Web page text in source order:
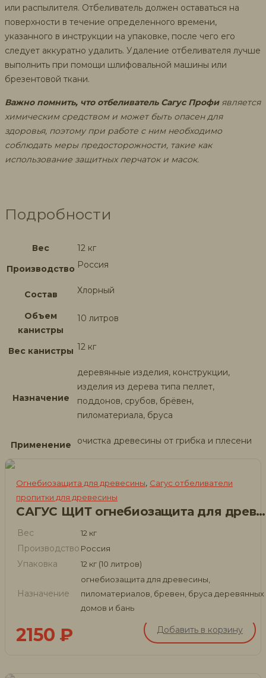
или распылителя. Отбеливатель должен оставаться на
поверхности в течение определенного времени,
указанного в инструкции на упаковке, после чего его
следует аккуратно удалить. Удаление отбеливателя лучше
выполнить при помощи шлифовальной машины или
брезентовой ткани.
Важно помнить, что отбеливатель Сагус Профиявляется
химическим средством и может быть опасен для
здоровья, поэтому при работе с ним необходимо
соблюдать меры предосторожности, такие как
использование защитных перчаток и масок.
Подробности
Вес
12 кг
Производство Россия
Состав Хлорный
Объем
канистры
10 литров
Вес канистры 12 кг
Назначение
деревянные изделия, конструкции,
изделия из дерева типа пеллет,
поддонов, срубов, брёвен,
пиломатериала, бруса
Применение очистка древесины от грибка и плесени
Огнебиозащита для древесины, Сагус отбеливатели
пропитки для древесины
САГУС ЩИТ огнебиозащита для древесины
Вес 12 кг
Производство Россия
Упаковка 12 кг (10 литров)
Назначение
огнебиозащита для древесины,
пиломатериалов, бревен, бруса деревянных
домов и бань
2150 ₽ Добавить в корзину